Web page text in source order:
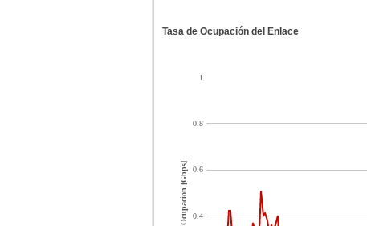
Tasa de Ocupación del Enlace
0.4
0.6
0.8
1
Ocupacion [Gbps]